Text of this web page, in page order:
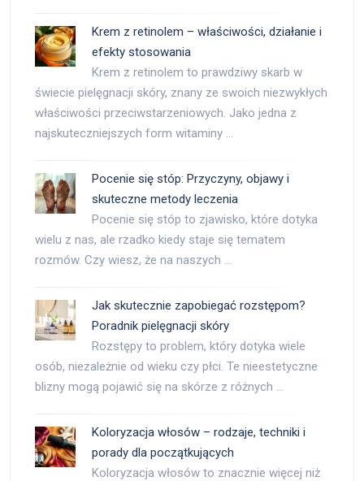
Krem z retinolem – właściwości, działanie i
efekty stosowania
Krem z retinolem to prawdziwy skarb w
świecie pielęgnacji skóry, znany ze swoich niezwykłych
właściwości przeciwstarzeniowych. Jako jedna z
najskuteczniejszych form witaminy …
Pocenie się stóp: Przyczyny, objawy i
skuteczne metody leczenia
Pocenie się stóp to zjawisko, które dotyka
wielu z nas, ale rzadko kiedy staje się tematem
rozmów. Czy wiesz, że na naszych …
Jak skutecznie zapobiegać rozstępom?
Poradnik pielęgnacji skóry
Rozstępy to problem, który dotyka wiele
osób, niezależnie od wieku czy płci. Te nieestetyczne
blizny mogą pojawić się na skórze z różnych …
Koloryzacja włosów – rodzaje, techniki i
porady dla początkujących
Koloryzacja włosów to znacznie więcej niż